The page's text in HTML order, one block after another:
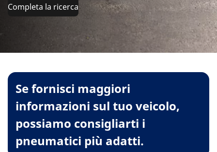
Completa la ricerca
Se fornisci maggiori
informazioni sul tuo veicolo,
possiamo consigliarti i
pneumatici più adatti.